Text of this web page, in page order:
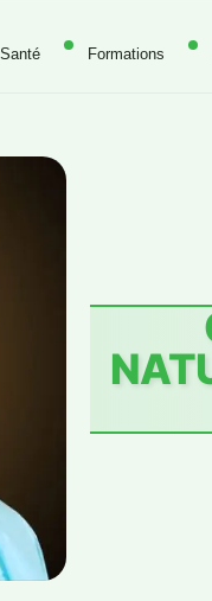
Santé Formations